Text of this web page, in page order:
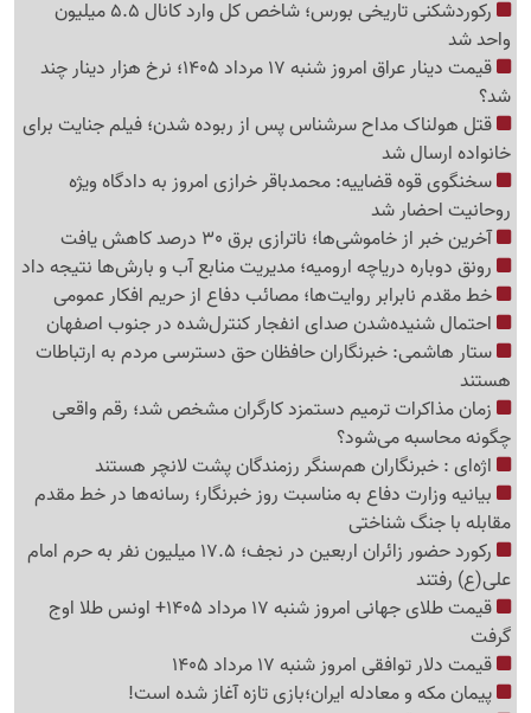
رکوردشکنی تاریخی بورس؛ شاخص کل وارد کانال 5.5 میلیون
واحد شد
قیمت دینار عراق امروز شنبه 17 مرداد 1405؛ نرخ هزار دینار چند
شد؟
قتل هولناک مداح سرشناس پس از ربوده شدن؛ فیلم جنایت برای
خانواده ارسال شد
سخنگوی قوه قضاییه: محمدباقر خرازی امروز به دادگاه ویژه
روحانیت احضار شد
آخرین خبر از خاموشی‌ها؛ ناترازی برق 30 درصد کاهش یافت
رونق دوباره دریاچه ارومیه؛ مدیریت منابع آب و بارش‌ها نتیجه داد
خط مقدم نابرابر روایت‌ها؛ مصائب دفاع از حریم افکار عمومی
احتمال شنیده‌شدن صدای انفجار کنترل‌شده در جنوب اصفهان
ستار هاشمی: خبرنگاران حافظان حق دسترسی مردم به ارتباطات
هستند
زمان مذاکرات ترمیم دستمزد کارگران مشخص شد؛ رقم واقعی
چگونه محاسبه می‌شود؟
اژه‌ای : خبرنگاران هم‌سنگر رزمندگان پشت لانچر هستند
بیانیه وزارت دفاع به مناسبت روز خبرنگار؛ رسانه‌ها در خط مقدم
مقابله با جنگ شناختی
رکورد حضور زائران اربعین در نجف؛ 17.5 میلیون نفر به حرم امام
علی(ع) رفتند
قیمت طلای جهانی امروز شنبه 17 مرداد 1405+ اونس طلا اوج
گرفت
قیمت دلار توافقی امروز شنبه 17 مرداد 1405
پیمان مکه و معادله ایران؛بازی تازه آغاز شده است!